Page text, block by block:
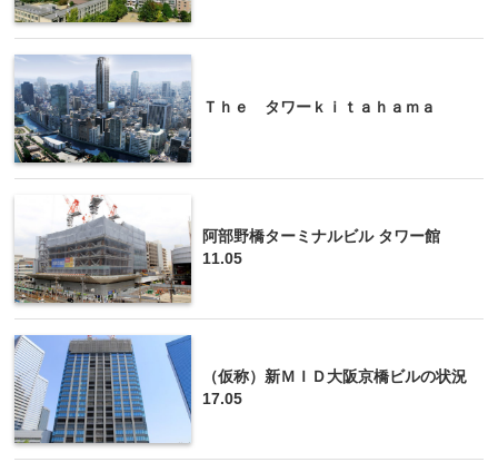
Ｔｈｅ タワーｋｉｔａｈａｍａ
阿部野橋ターミナルビル タワー館
11.05
（仮称）新ＭＩＤ大阪京橋ビルの状況
17.05